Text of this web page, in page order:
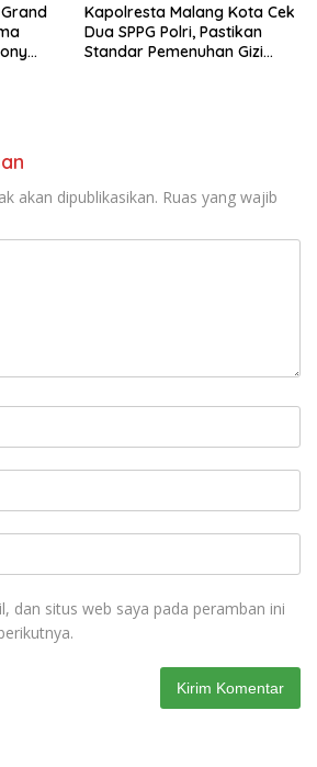
Kapolresta Malang Kota Cek
Dua SPPG Polri, Pastikan
Standar Pemenuhan Gizi
akan dipublikasikan. Ruas yang wajib
dan situs web saya pada peramban ini